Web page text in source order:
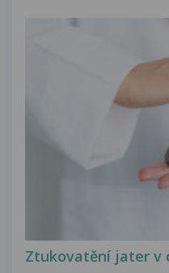
Ztukovatění jater v